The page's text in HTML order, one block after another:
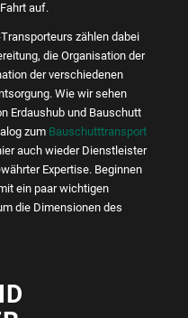
auf.
zählen dabei
die Organisation der
der verschiedenen
Wie wir sehen
Erdaushub und Bauschutt
zum Bauschutttransport
auch wieder Dienstleister
Expertise. Beginnen
ein paar wichtigen
die Dimensionen des